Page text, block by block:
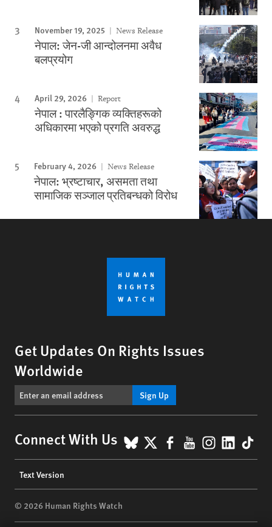
November 19, 2025 News Release
नेपाल: जेन-जी आन्दोलनमा अवैध
बलप्रयोग
April 29, 2026 Report
नेपाल : पारलैङ्गिक व्यक्तिहरूको
अधिकारमा भएको प्रगति अवरुद्ध
February 4, 2026 News Release
नेपाल: भ्रष्टाचार, असमता तथा
सामाजिक सञ्जाल प्रतिबन्धको विरोध
Get Updates On Rights Issues
Worldwide
Sign Up
Connect With Us BlueSky
X Facebook
YouTube
menu
Text Version
© 2026 Human Rights Watch